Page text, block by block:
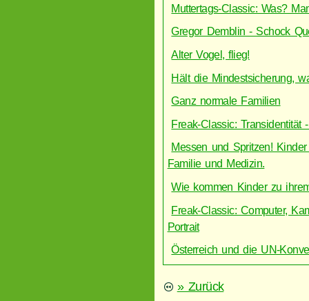
Muttertags-Classic: Was?
Gregor Demblin - Schock
Alter Vogel, flieg!
Hält die Mindestsicherung,
Ganz normale Familien
Freak-Classic:
Messen und Spritzen!
Familie und Medizin.
Wie kommen Kinder zu
Freak-Classic: Computer,
Portrait
Österreich und die UN-
» Zurück